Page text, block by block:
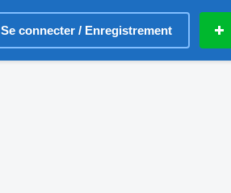
Se connecter / Enregistrement